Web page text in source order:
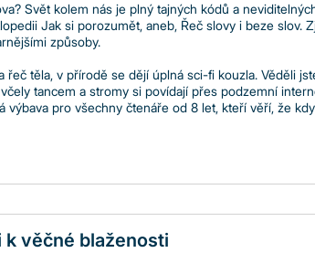
Svět kolem nás je plný tajných kódů a
Jak si porozumět, aneb, Řeč slovy i beze slov.
způsoby.
těla, v přírodě se dějí úplná sci-fi kouzla. Věděli
tancem a stromy si povídají přes podzemní
výbava pro všechny čtenáře od 8 let, kteří věří, že
věčné blaženosti